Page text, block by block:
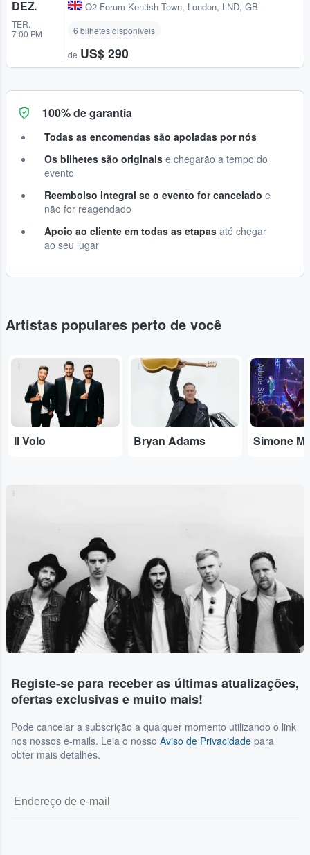
DEZ.
TER.
7:00 PM
O2 Forum Kentish Town, London, LND, GB
6 bilhetes disponíveis
de US$ 290
100% de garantia
Todas as encomendas são apoiadas por nós
Os bilhetes são originais e chegarão a tempo do
evento
Reembolso integral se o evento for cancelado e
não for reagendado
Apoio ao cliente em todas as etapas até chegar
ao seu lugar
Artistas populares perto de você
Il Volo
...
Bryan Adams
Adobe Stock
Simone
Registe-se para receber as últimas atualizações,
ofertas exclusivas e muito mais!
Pode cancelar a subscrição a qualquer momento utilizando o link
nos nossos e-mails. Leia o nosso Aviso de Privacidade para
obter mais detalhes.